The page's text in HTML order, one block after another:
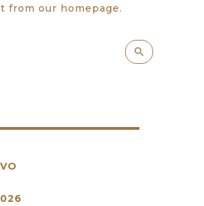
from our homepage.